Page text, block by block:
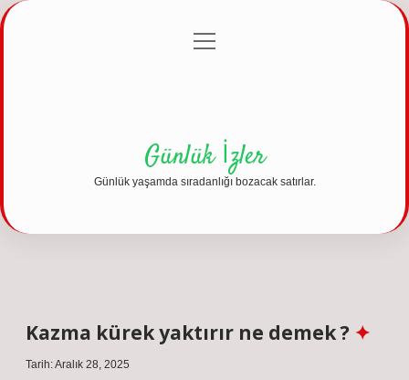
Gizlilik Politikası
menüyü
Günlük İzler
Günlük yaşamda sıradanlığı bozacak satırlar.
Kazma kürek yaktırır ne demek ?
Tarih: Aralık 28, 2025